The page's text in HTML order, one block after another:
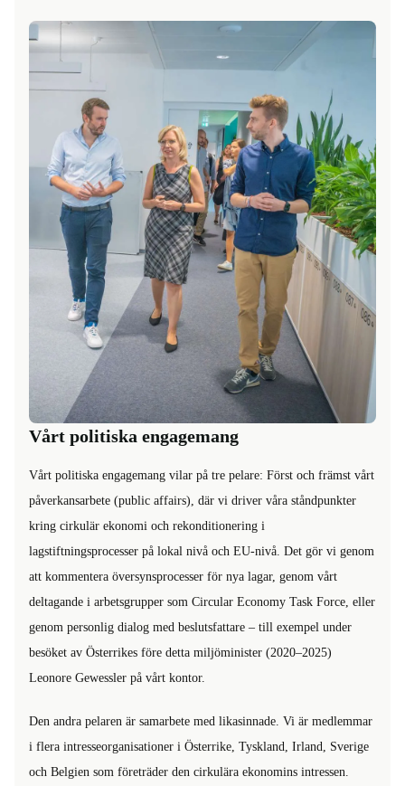
Vårt politiska engagemang
Vårt politiska engagemang vilar på tre pelare: Först och främst vårt
påverkansarbete (public affairs), där vi driver våra ståndpunkter
kring cirkulär ekonomi och rekonditionering i
lagstiftningsprocesser på lokal nivå och EU-nivå. Det gör vi genom
att kommentera översynsprocesser för nya lagar, genom vårt
deltagande i arbetsgrupper som Circular Economy Task Force, eller
genom personlig dialog med beslutsfattare – till exempel under
besöket av Österrikes före detta miljöminister (2020–2025)
Leonore Gewessler på vårt kontor.
Den andra pelaren är samarbete med likasinnade. Vi är medlemmar
i flera intresseorganisationer i Österrike, Tyskland, Irland, Sverige
och Belgien som företräder den cirkulära ekonomins intressen.